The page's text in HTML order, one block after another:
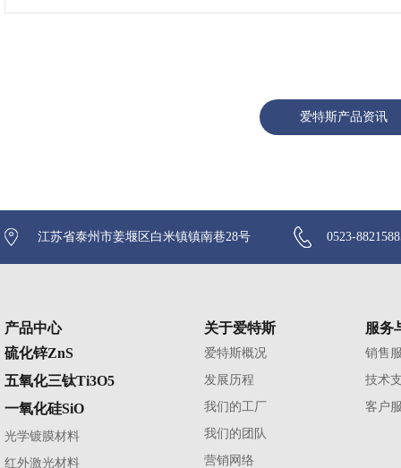
爱特斯产品资讯
江苏省泰州市姜堰区白米镇镇南巷28号 0523-
产品中心
硫化锌ZnS
五氧化三钛Ti3O5
一氧化硅SiO
光学镀膜材料
红外激光材料
关于爱特斯
爱特斯概况
发展历程
我们的工厂
我们的团队
营销网络
服务
销售
技术
客户